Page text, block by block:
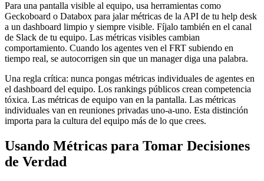
Para una pantalla visible al equipo, usa herramientas como
Geckoboard o Databox para jalar métricas de la API de tu help desk
a un dashboard limpio y siempre visible. Fíjalo también en el canal
de Slack de tu equipo. Las métricas visibles cambian
comportamiento. Cuando los agentes ven el FRT subiendo en
tiempo real, se autocorrigen sin que un manager diga una palabra.
Una regla crítica: nunca pongas métricas individuales de agentes en
el dashboard del equipo. Los rankings públicos crean competencia
tóxica. Las métricas de equipo van en la pantalla. Las métricas
individuales van en reuniones privadas uno-a-uno. Esta distinción
importa para la cultura del equipo más de lo que crees.
Usando Métricas para Tomar Decisiones
de Verdad